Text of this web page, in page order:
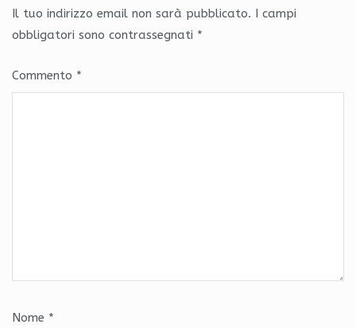
Il tuo indirizzo email non sarà pubblicato. I campi
obbligatori sono contrassegnati *
Commento *
Nome *